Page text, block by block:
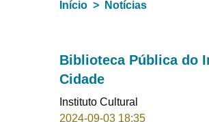
Início Notícias
Biblioteca Pública do
Cidade
Instituto Cultural
2024-09-03 18:35